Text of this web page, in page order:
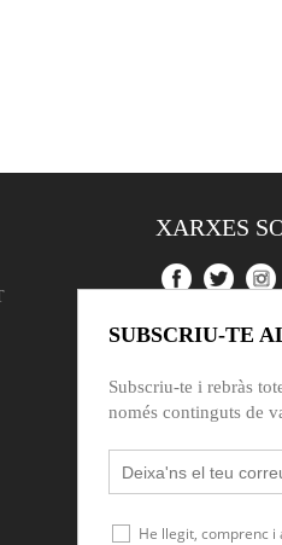
XARXES
SUBSCRIU-TE
Subscriu-te i rebràs
només continguts de
He llegit, comprenc i